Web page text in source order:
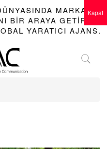
MARKALAR
BIR ARAYA GETIREN
YARATICI AJANS.
Kapat